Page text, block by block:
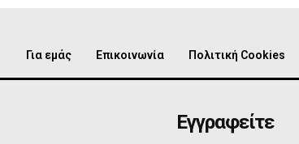
Για εμάς Επικοινωνία Πολιτική Cookies
Εγγραφείτε